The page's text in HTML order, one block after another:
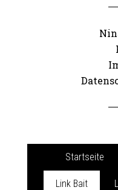
Startseite
Link Bait